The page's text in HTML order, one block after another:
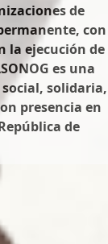
de
con
la ejecución de
es una
solidaria,
presencia en
de